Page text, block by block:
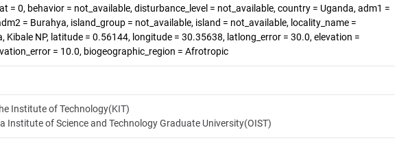
= 0, behavior = not_available, disturbance_level = not_available, country = Uganda, adm1 =
= Burahya, island_group = not_available, island = not_available, locality_name =
Kibale NP, latitude = 0.56144, longitude = 30.35638, latlong_error = 30.0, elevation =
= 10.0, biogeographic_region = Afrotropic
Institute of Technology(KIT)
Institute of Science and Technology Graduate University(OIST)